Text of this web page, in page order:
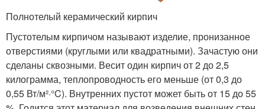
Полнотелый керамический кирпич
Пустотелым кирпичом называют изделие, пронизанное
отверстиями (круглыми или квадратными). Зачастую они
сделаны сквозными. Весит один кирпич от 2 до 2,5
килограмма, теплопроводность его меньше (от 0,3 до
0,55 Вт/м²·°C). Внутренних пустот может быть от 15 до 55